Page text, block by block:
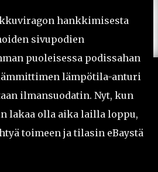
hankkimisesta
sivupodien
puoleisessa podissahan
lämpötila-anturi
ilmansuodatin. Nyt, kun
lakaa olla aika lailla loppu,
toimeen ja tilasin eBaystä